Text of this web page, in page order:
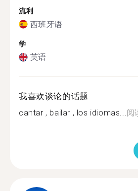
流利
西班牙语
学
英语
我喜欢谈论的话题
cantar , bailar , los idiomas...阅